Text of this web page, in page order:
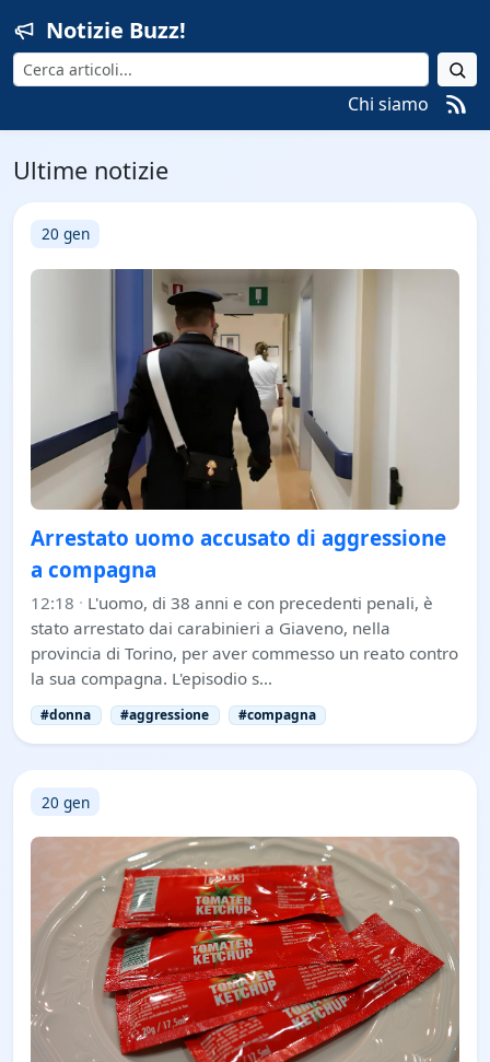
Notizie Buzz!
Cerca
Chi siamo
Ultime notizie
20 gen
Arrestato uomo accusato di aggressione
a compagna
12:18 · L'uomo, di 38 anni e con precedenti penali, è
stato arrestato dai carabinieri a Giaveno, nella
provincia di Torino, per aver commesso un reato contro
la sua compagna. L'episodio s…
#donna #aggressione #compagna
20 gen